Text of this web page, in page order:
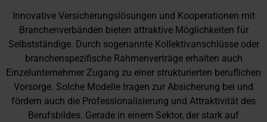
Innovative Versicherungslösungen und Kooperationen mit
Branchenverbänden bieten attraktive Möglichkeiten für
Selbstständige. Durch sogenannte Kollektivanschlüsse oder
branchenspezifische Rahmenverträge erhalten auch
Einzelunternehmer Zugang zu einer strukturierten beruflichen
Vorsorge. Solche Modelle tragen zur Absicherung bei und
fördern auch die Professionalisierung und Attraktivität des
Berufsbildes. Gerade in einem Sektor, der stark auf